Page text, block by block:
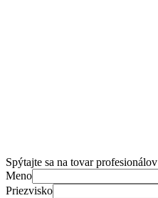
Spýtajte sa na tovar profesionálov
Meno
Priezvisko